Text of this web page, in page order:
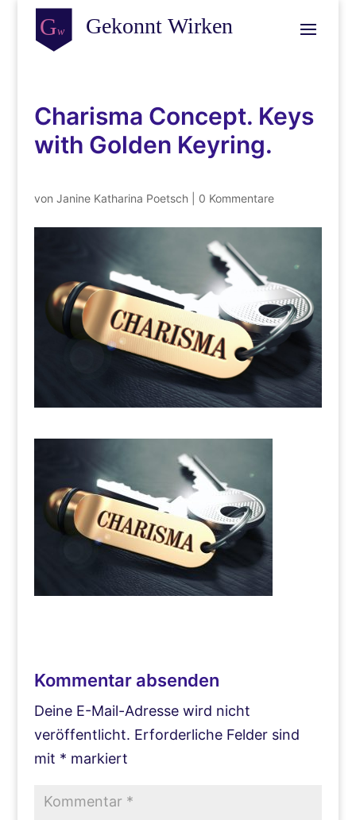
Charisma Concept. Keys
with Golden Keyring.
von Janine Katharina Poetsch| 0 Kommentare
Kommentar absenden
Deine E-Mail-Adresse wird nicht
veröffentlicht. Erforderliche Felder sind
mit * markiert